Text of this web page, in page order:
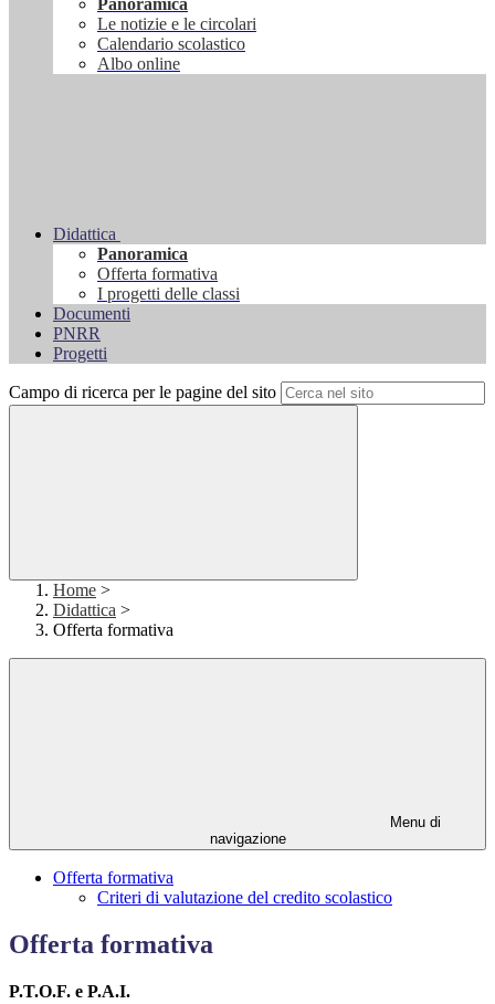
Panoramica
Le notizie e le circolari
Calendario scolastico
Albo online
Didattica
Panoramica
Offerta formativa
I progetti delle classi
Documenti
PNRR
Progetti
Campo di ricerca per le pagine del sito
Home >
Didattica >
Offerta formativa
Menu di
navigazione
Offerta formativa
Criteri di valutazione del credito scolastico
Offerta formativa
P.T.O.F. e P.A.I.